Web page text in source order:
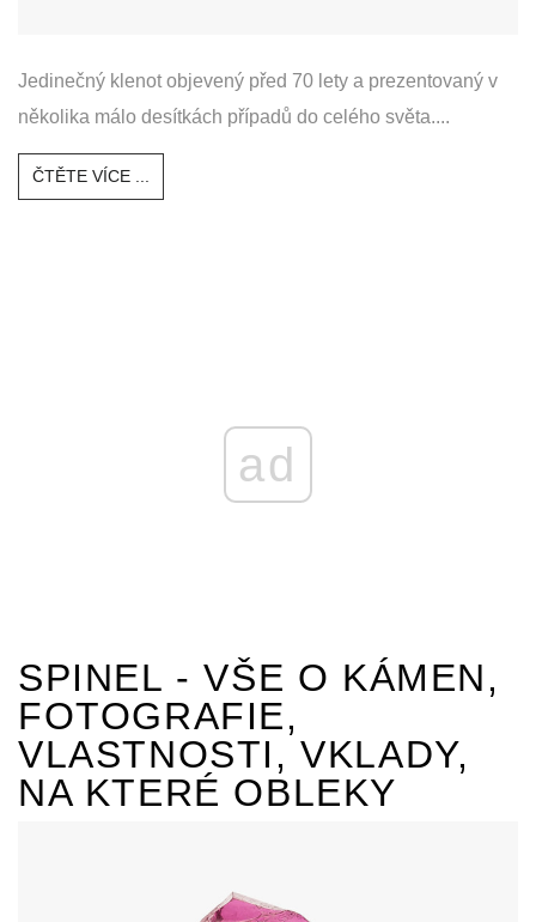
Jedinečný klenot objevený před 70 lety a prezentovaný v
několika málo desítkách případů do celého světa....
ČTĚTE VÍCE ...
ad
SPINEL - VŠE O KÁMEN,
FOTOGRAFIE,
VLASTNOSTI, VKLADY,
NA KTERÉ OBLEKY